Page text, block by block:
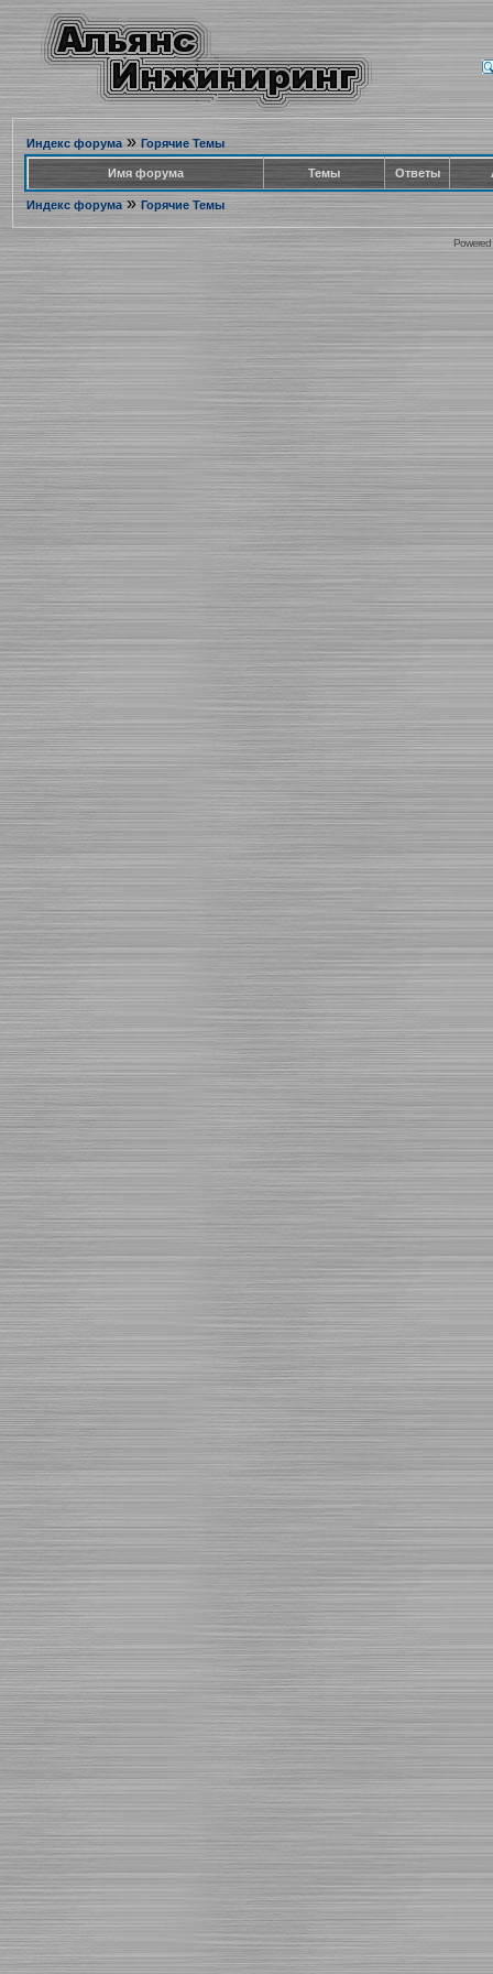
Индекс форума» Горячие Темы
Имя форума Темы Ответы
Индекс форума» Горячие Темы